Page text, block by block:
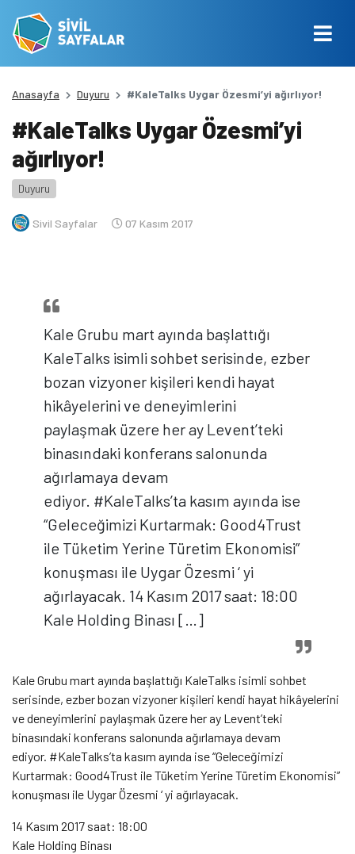
Anasayfa Duyuru #KaleTalks Uygar Özesmi’yi ağırlıyor!
#KaleTalks Uygar Özesmi’yi
ağırlıyor!
Duyuru
Sivil Sayfalar 07 Kasım 2017
Kale Grubu mart ayında başlattığı
KaleTalks isimli sohbet serisinde, ezber
bozan vizyoner kişileri kendi hayat
hikâyelerini ve deneyimlerini
paylaşmak üzere her ay Levent’teki
binasındaki konferans salonunda
ağırlamaya devam
ediyor. #KaleTalks’ta kasım ayında ise
“Geleceğimizi Kurtarmak: Good4Trust
ile Tüketim Yerine Türetim Ekonomisi”
konuşması ile Uygar Özesmi ‘ yi
ağırlayacak. 14 Kasım 2017 saat: 18:00
Kale Holding Binası […]
Kale Grubu mart ayında başlattığı KaleTalks isimli sohbet
serisinde, ezber bozan vizyoner kişileri kendi hayat hikâyelerini
ve deneyimlerini paylaşmak üzere her ay Levent’teki
binasındaki konferans salonunda ağırlamaya devam
ediyor. #KaleTalks’ta kasım ayında ise “Geleceğimizi
Kurtarmak: Good4Trust ile Tüketim Yerine Türetim Ekonomisi”
konuşması ile Uygar Özesmi ‘ yi ağırlayacak.
14 Kasım 2017 saat: 18:00
Kale Holding Binası